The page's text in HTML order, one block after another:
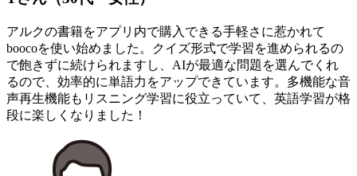
アルクの書籍をアプリ内で購入できる手軽さに惹かれて
boocoを使い始めました。クイズ形式で学習を進められるの
で飽きずに続けられますし、AIが最適な問題を選んでくれ
るので、効率的に単語力をアップできています。多機能な音
声再生機能もリスニング学習に役立っていて、英語学習が格
段に楽しくなりました！